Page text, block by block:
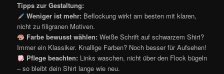
Tipps zur Gestaltung:
Weniger ist mehr: Beflockung wirkt am besten mit klaren,
nicht zu filigranen Motiven.
Farbe bewusst wählen: Weiße Schrift auf schwarzem Shirt?
Immer ein Klassiker. Knallige Farben? Noch besser für Aufsehen!
Pflege beachten: Links waschen, nicht über den Flock bügeln
– so bleibt dein Shirt lange wie neu.